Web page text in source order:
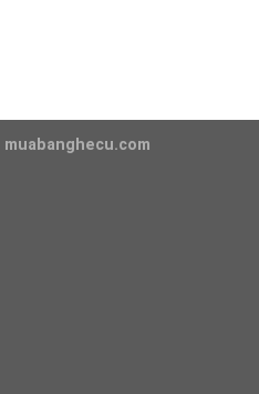
muabanghecu.com